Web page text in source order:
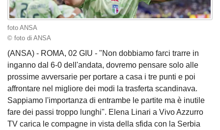
foto ANSA
© foto di ANSA
(ANSA) - ROMA, 02 GIU - "Non dobbiamo farci trarre in
inganno dal 6-0 dell'andata, dovremo pensare solo alle
prossime avversarie per portare a casa i tre punti e poi
affrontare nel migliore dei modi la trasferta scandinava.
Sappiamo l'importanza di entrambe le partite ma è inutile
fare dei passi troppo lunghi". Elena Linari a Vivo Azzurro
TV carica le compagne in vista della sfida con la Serbia